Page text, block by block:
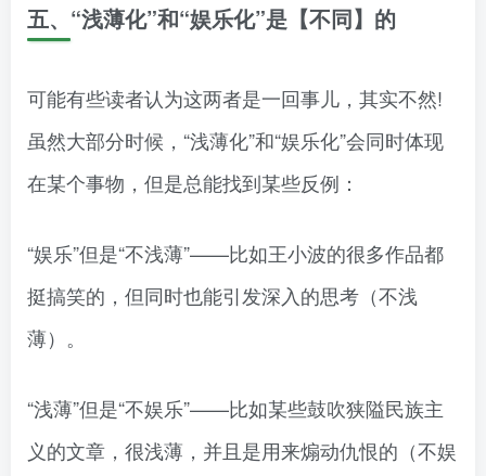
五、“浅薄化”和“娱乐化”是【不同】的
可能有些读者认为这两者是一回事儿，其实不然!
虽然大部分时候，“浅薄化”和“娱乐化”会同时体现
在某个事物，但是总能找到某些反例：
“娱乐”但是“不浅薄”——比如王小波的很多作品都
挺搞笑的，但同时也能引发深入的思考（不浅
薄）。
“浅薄”但是“不娱乐”——比如某些鼓吹狭隘民族主
义的文章，很浅薄，并且是用来煽动仇恨的（不娱